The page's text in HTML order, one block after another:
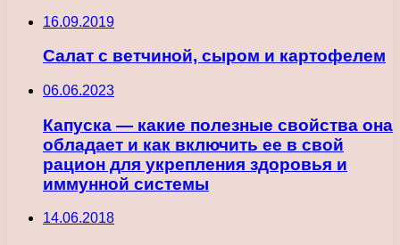
16.09.2019
Салат с ветчиной, сыром и картофелем
06.06.2023
Капуска — какие полезные свойства она
обладает и как включить ее в свой
рацион для укрепления здоровья и
иммунной системы
14.06.2018